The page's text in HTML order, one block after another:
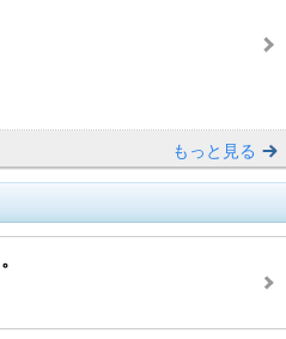
もっと見る